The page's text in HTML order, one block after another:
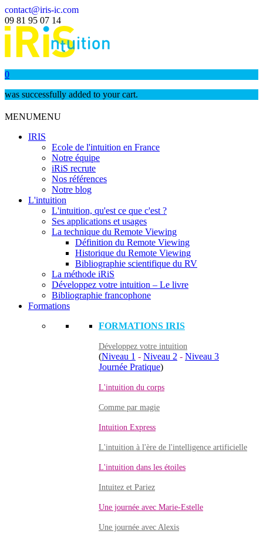
contact@iris-ic.com
09 81 95 07 14
0
was successfully added to your cart.
MENUMENU
IRIS
Ecole de l'intuition en France
Notre équipe
iRiS recrute
Nos références
Notre blog
L'intuition
L'intuition, qu'est ce que c'est ?
Ses applications et usages
La technique du Remote Viewing
Définition du Remote Viewing
Historique du Remote Viewing
Bibliographie scientifique du RV
La méthode iRiS
Développez votre intuition – Le livre
Bibliographie francophone
Formations
FORMATIONS IRIS
Développez votre intuition
(Niveau 1 - Niveau 2 - Niveau 3
Journée Pratique)
L'intuition du corps
Comme par magie
Intuition Express
L'intuition à l'ère de l'intelligence artificielle
L'intuition dans les étoiles
Intuitez et Pariez
Une journée avec Marie-Estelle
Une journée avec Alexis